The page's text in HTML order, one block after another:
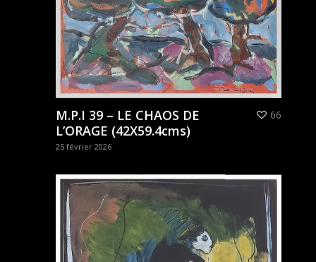
M.P.I 39 – LE CHAOS DE
L’ORAGE (42X59.4cms)
25 février 2026
66